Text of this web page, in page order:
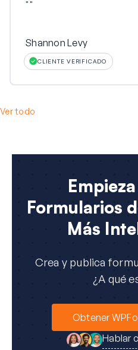
""
Shannon Levy
CLIENTE VERIFICADO
Ver todo
Formularios
Más
Crea y publica
¿A qué
Obtener
Hablar